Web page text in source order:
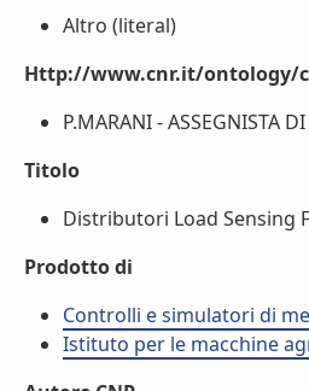
Altro (literal)
Http://www.cnr.it/ontology/
P.MARANI - ASSEGNISTA
Titolo
Distributori Load Sensing
Prodotto di
Controlli e simulatori di
Istituto per le macchine